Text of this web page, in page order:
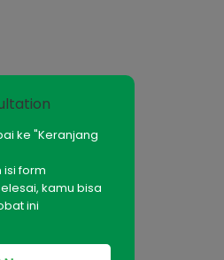
ke "Keranjang
isi form
kamu bisa
ini